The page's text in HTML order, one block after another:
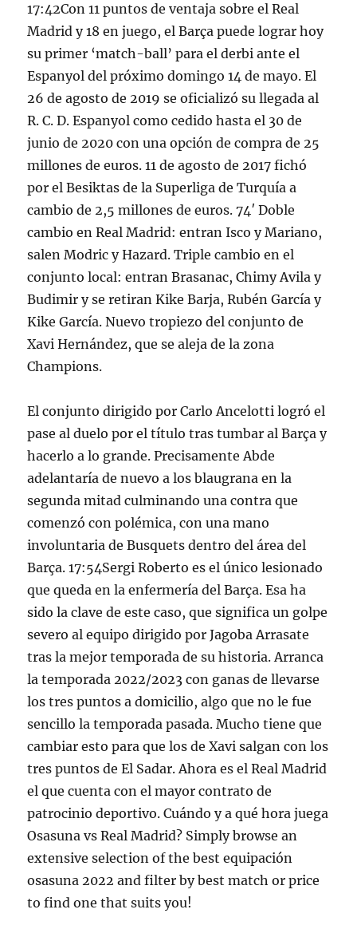
17:42Con 11 puntos de ventaja sobre el Real
Madrid y 18 en juego, el Barça puede lograr hoy
su primer ‘match-ball’ para el derbi ante el
Espanyol del próximo domingo 14 de mayo. El
26 de agosto de 2019 se oficializó su llegada al
R. C. D. Espanyol como cedido hasta el 30 de
junio de 2020 con una opción de compra de 25
millones de euros. 11 de agosto de 2017 fichó
por el Besiktas de la Superliga de Turquía a
cambio de 2,5 millones de euros. 74′ Doble
cambio en Real Madrid: entran Isco y Mariano,
salen Modric y Hazard. Triple cambio en el
conjunto local: entran Brasanac, Chimy Avila y
Budimir y se retiran Kike Barja, Rubén García y
Kike García. Nuevo tropiezo del conjunto de
Xavi Hernández, que se aleja de la zona
Champions.
El conjunto dirigido por Carlo Ancelotti logró el
pase al duelo por el título tras tumbar al Barça y
hacerlo a lo grande. Precisamente Abde
adelantaría de nuevo a los blaugrana en la
segunda mitad culminando una contra que
comenzó con polémica, con una mano
involuntaria de Busquets dentro del área del
Barça. 17:54Sergi Roberto es el único lesionado
que queda en la enfermería del Barça. Esa ha
sido la clave de este caso, que significa un golpe
severo al equipo dirigido por Jagoba Arrasate
tras la mejor temporada de su historia. Arranca
la temporada 2022/2023 con ganas de llevarse
los tres puntos a domicilio, algo que no le fue
sencillo la temporada pasada. Mucho tiene que
cambiar esto para que los de Xavi salgan con los
tres puntos de El Sadar. Ahora es el Real Madrid
el que cuenta con el mayor contrato de
patrocinio deportivo. Cuándo y a qué hora juega
Osasuna vs Real Madrid? Simply browse an
extensive selection of the best equipación
osasuna 2022 and filter by best match or price
to find one that suits you!